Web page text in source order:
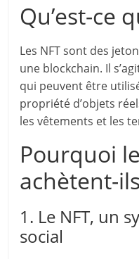
Qu’est-ce
Les NFT sont des
une blockchain. Il
qui peuvent être
propriété d’objets
les vêtements et les
Pourquoi
achètent-
1. Le NFT, un
social